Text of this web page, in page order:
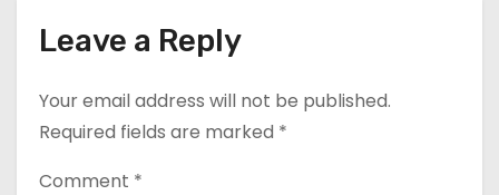
Leave a Reply
Your email address will not be published.
Required fields are marked *
Comment *